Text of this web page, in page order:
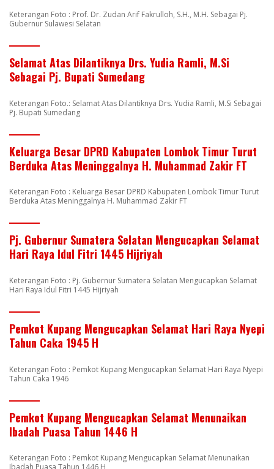
Keterangan Foto : Prof. Dr. Zudan Arif Fakrulloh, S.H., M.H. Sebagai Pj.
Gubernur Sulawesi Selatan
Selamat Atas Dilantiknya Drs. Yudia Ramli, M.Si
Sebagai Pj. Bupati Sumedang
Keterangan Foto.: Selamat Atas Dilantiknya Drs. Yudia Ramli, M.Si Sebagai
Pj. Bupati Sumedang
Keluarga Besar DPRD Kabupaten Lombok Timur Turut
Berduka Atas Meninggalnya H. Muhammad Zakir FT
Keterangan Foto : Keluarga Besar DPRD Kabupaten Lombok Timur Turut
Berduka Atas Meninggalnya H. Muhammad Zakir FT
Pj. Gubernur Sumatera Selatan Mengucapkan Selamat
Hari Raya Idul Fitri 1445 Hijriyah
Keterangan Foto : Pj. Gubernur Sumatera Selatan Mengucapkan Selamat
Hari Raya Idul Fitri 1445 Hijriyah
Pemkot Kupang Mengucapkan Selamat Hari Raya Nyepi
Tahun Caka 1945 H
Keterangan Foto : Pemkot Kupang Mengucapkan Selamat Hari Raya Nyepi
Tahun Caka 1946
Pemkot Kupang Mengucapkan Selamat Menunaikan
Ibadah Puasa Tahun 1446 H
Keterangan Foto : Pemkot Kupang Mengucapkan Selamat Menunaikan